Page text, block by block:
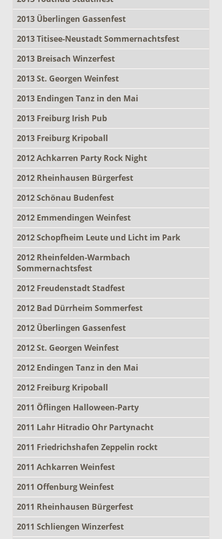
2013 Überlingen Gassenfest
2013 Titisee-Neustadt Sommernachtsfest
2013 Breisach Winzerfest
2013 St. Georgen Weinfest
2013 Endingen Tanz in den Mai
2013 Freiburg Irish Pub
2013 Freiburg Kripoball
2012 Achkarren Party Rock Night
2012 Rheinhausen Bürgerfest
2012 Schönau Budenfest
2012 Emmendingen Weinfest
2012 Schopfheim Leute und Licht im Park
2012 Rheinfelden-Warmbach
Sommernachtsfest
2012 Freudenstadt Stadfest
2012 Bad Dürrheim Sommerfest
2012 Überlingen Gassenfest
2012 St. Georgen Weinfest
2012 Endingen Tanz in den Mai
2012 Freiburg Kripoball
2011 Öflingen Halloween-Party
2011 Lahr Hitradio Ohr Partynacht
2011 Friedrichshafen Zeppelin rockt
2011 Achkarren Weinfest
2011 Offenburg Weinfest
2011 Rheinhausen Bürgerfest
2011 Schliengen Winzerfest